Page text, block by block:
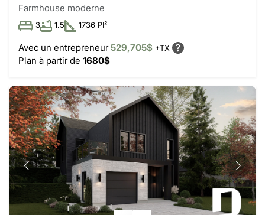
Farmhouse moderne
3 1.5 1736 PI²
Avec un entrepreneur529,705$ +TX
Plan à partir de 1680$